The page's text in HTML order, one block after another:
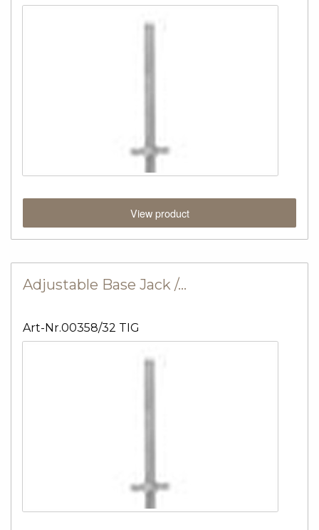
View product
Adjustable Base Jack /…
Art-Nr.00358/32 TIG